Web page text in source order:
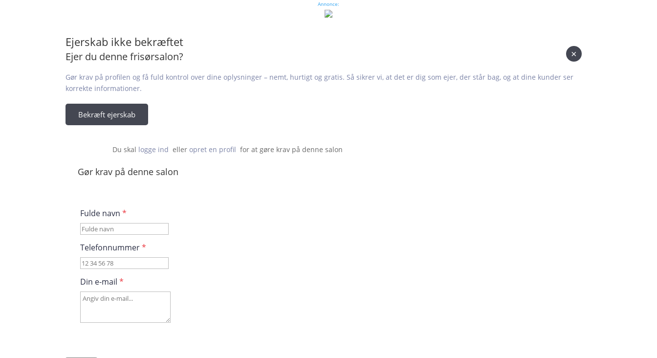
Annonce:
Ejerskab ikke bekræftet
Ejer du denne frisørsalon?
Gør krav på profilen og få fuld kontrol over dine oplysninger – nemt, hurtigt og gratis. Så sikrer vi, at det er dig som ejer, der står bag, og at dine kunder ser
korrekte informationer.
Bekræft ejerskab
Du skal logge ind eller opret en profil for at gøre krav på denne salon
Gør krav på denne salon
×
Fulde navn*
Telefonnummer*
Din e-mail*